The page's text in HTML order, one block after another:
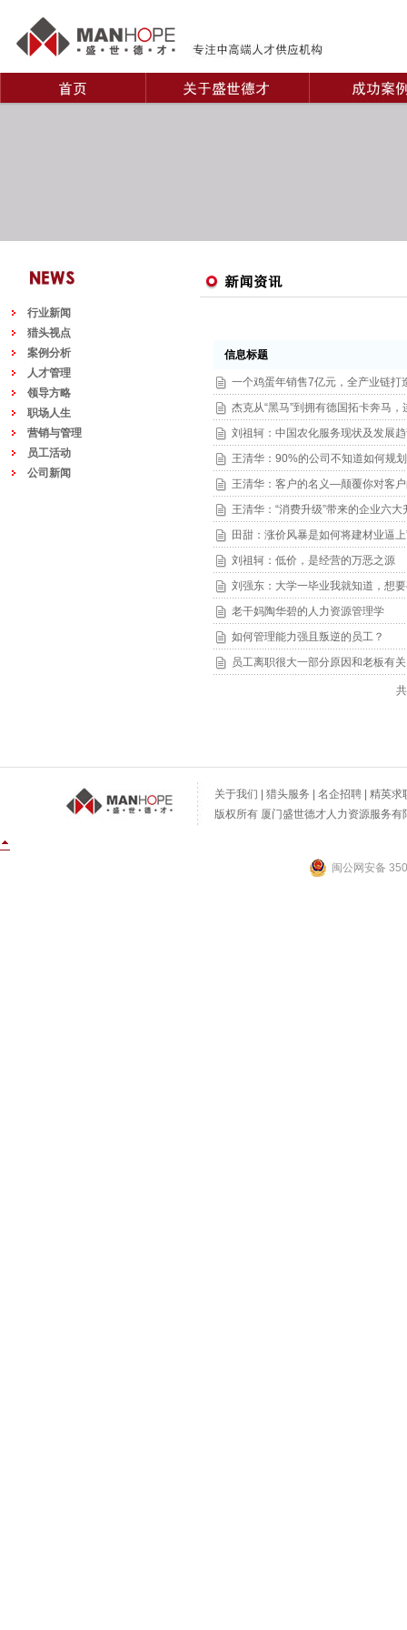
行业新闻
猎头视点
案例分析
人才管理
领导方略
职场人生
营销与管理
员工活动
公司新闻
信息标题
一个鸡蛋年销售7亿元，全产业链打
杰克从“黑马”到拥有德国拓卡奔马
刘祖轲：中国农化服务现状及发展
王清华：90%的公司不知道如何规
王清华：客户的名义—颠覆你对客
王清华：“消费升级”带来的企业六大
田甜：涨价风暴是如何将建材业逼上
刘祖轲：低价，是经营的万恶之源
刘强东：大学一毕业我就知道，想
老干妈陶华碧的人力资源管理学
如何管理能力强且叛逆的员工？
员工离职很大一部分原因和老板有关
共
关于我们 猎头服务 名企招聘
精英求
版权所有 厦门盛世德才人力资源服务
闽公网安备